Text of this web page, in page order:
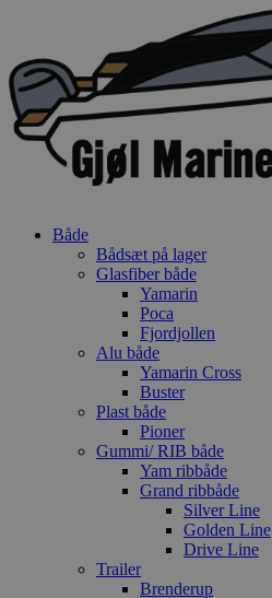
indhold
Både
Bådsæt på lager
Glasfiber både
Yamarin
Poca
Fjordjollen
Alu både
Yamarin Cross
Buster
Plast både
Pioner
Gummi/ RIB både
Yam ribbåde
Grand ribbåde
Silver Line
Golden Line
Drive Line
Trailer
Brenderup